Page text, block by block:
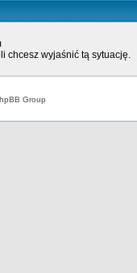
chcesz wyjaśnić tą sytuację.
Group